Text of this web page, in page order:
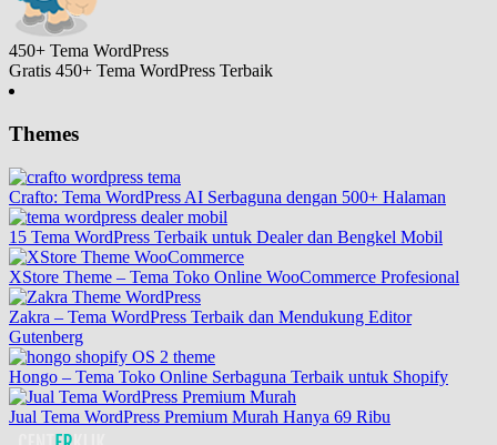
450+ Tema WordPress
Gratis 450+ Tema WordPress Terbaik
Themes
Crafto: Tema WordPress AI Serbaguna dengan 500+ Halaman
15 Tema WordPress Terbaik untuk Dealer dan Bengkel Mobil
XStore Theme – Tema Toko Online WooCommerce Profesional
Zakra – Tema WordPress Terbaik dan Mendukung Editor
Gutenberg
Hongo – Tema Toko Online Serbaguna Terbaik untuk Shopify
Jual Tema WordPress Premium Murah Hanya 69 Ribu